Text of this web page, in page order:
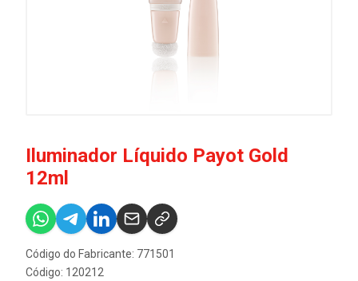
Iluminador Líquido Payot Gold
12ml
Código do Fabricante: 771501
Código: 120212